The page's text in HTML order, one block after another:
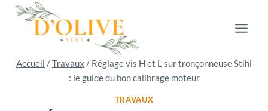
Aller
Accueil /Travaux / Réglage vis H et L sur tronçonneuse Stihl
: le guide du bon calibrage moteur
TRAVAUX